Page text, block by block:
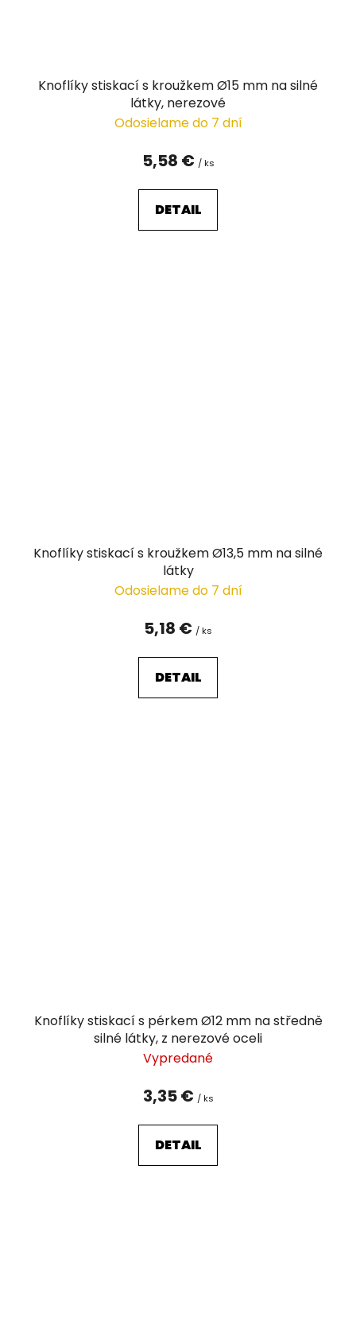
Knoflíky stiskací s kroužkem Ø15 mm na silné
látky, nerezové
Odosielame do 7 dní
5,58 € / ks
DETAIL
Knoflíky stiskací s kroužkem Ø13,5 mm na silné
látky
Odosielame do 7 dní
5,18 € / ks
DETAIL
Knoflíky stiskací s pérkem Ø12 mm na středně
silné látky, z nerezové oceli
Vypredané
3,35 € / ks
DETAIL